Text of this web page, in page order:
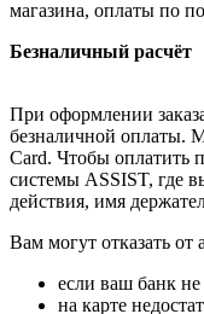
магазина, оплаты по
Безналичный расчёт
При оформлении
безналичной оплаты.
Card. Чтобы оплатить
системы ASSIST, где
действия, имя
Вам могут отказать от
если ваш банк
на карте